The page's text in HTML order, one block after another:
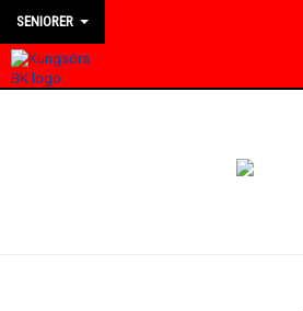
SENIORER